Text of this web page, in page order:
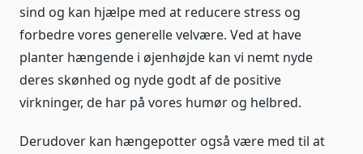
sind og kan hjælpe med at reducere stress og
forbedre vores generelle velvære. Ved at have
planter hængende i øjenhøjde kan vi nemt nyde
deres skønhed og nyde godt af de positive
virkninger, de har på vores humør og helbred.
Derudover kan hængepotter også være med til at